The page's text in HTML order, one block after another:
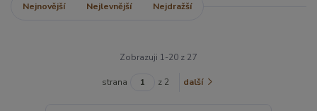
Nejnovější Nejlevnější Nejdražší
Zobrazuji 1-20 z 27
strana z 2 další